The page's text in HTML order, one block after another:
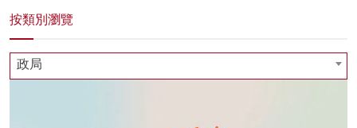
按類別瀏覽
政局